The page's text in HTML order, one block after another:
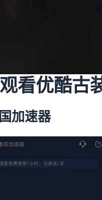
看优酷古
加速器